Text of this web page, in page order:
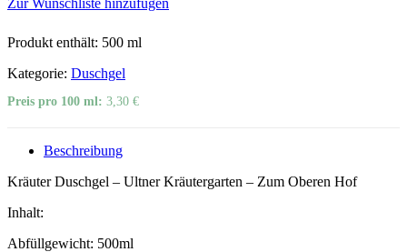
Produkt enthält: 500 ml
Kategorie: Duschgel
Preis pro 100 ml: 3,30 €
Beschreibung
Kräuter Duschgel – Ultner Kräutergarten – Zum Oberen Hof
Inhalt:
Abfüllgewicht: 500ml